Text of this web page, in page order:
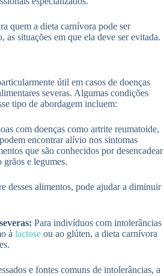
quem a dieta carnívora pode ser
as situações em que ela deve ser evitada.
útil em casos de doenças
severas. Algumas condições
tipo de abordagem incluem:
com doenças como artrite reumatoide,
encontrar alívio nos sintomas
que são conhecidos por desencadear
e legumes.
desses alimentos, pode ajudar a diminuir
Para indivíduos com intolerâncias
à lactose ou ao glúten, a dieta carnívora
e fontes comuns de intolerâncias, a